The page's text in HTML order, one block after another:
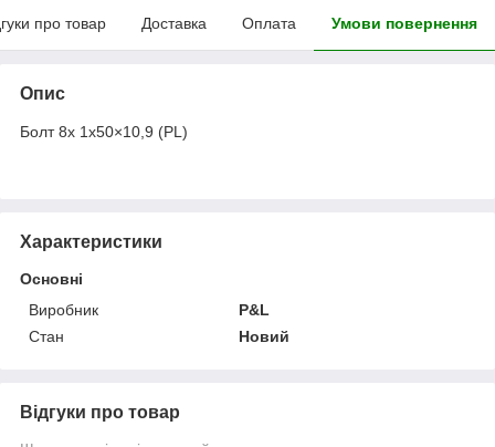
про товар Доставка Оплата Умови повернення
Опис
Болт 8х 1х50×10,9 (PL)
Характеристики
Основні
Виробник
P&L
Стан
Новий
Відгуки про товар